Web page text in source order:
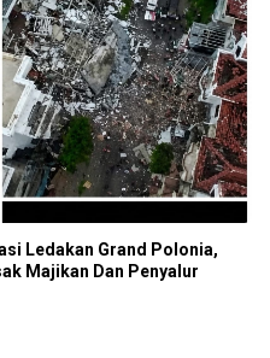
Ledakan Grand Polonia,
Majikan Dan Penyalur